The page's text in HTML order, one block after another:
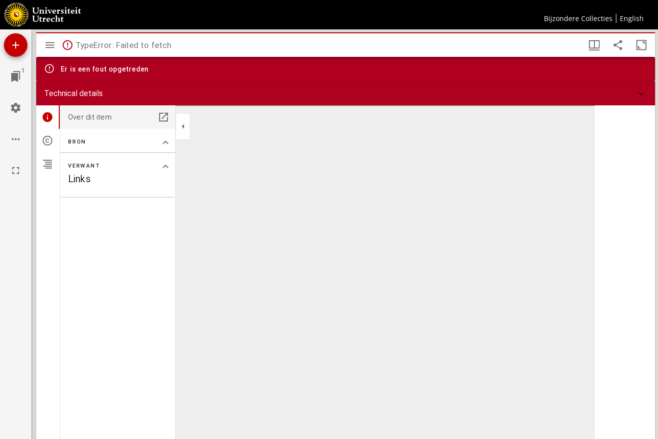
Bijzondere Collecties English
Een persoonlijk feit : aan Prof. J. I. Doedes
1
Mirador
viewer
TypeError: Failed to fetch
Er is een fout opgetreden
Technical details
Over dit item
BRON
VERWANT
Links